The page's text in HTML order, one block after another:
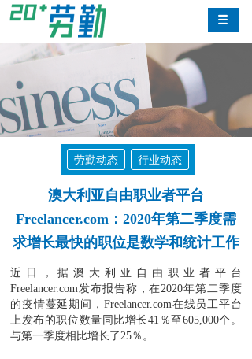
劳勤动态 行业动态
澳大利亚自由职业者平台
Freelancer.com：2020年第二季度需
求增长最快的职位是数学和统计工作
近日，据澳大利亚自由职业者平台
Freelancer.com发布报告称，在2020年第二季度
的疫情蔓延期间，Freelancer.com在线员工平台
上发布的职位数量同比增长41％至605,000个。
与第一季度相比增长了25％。